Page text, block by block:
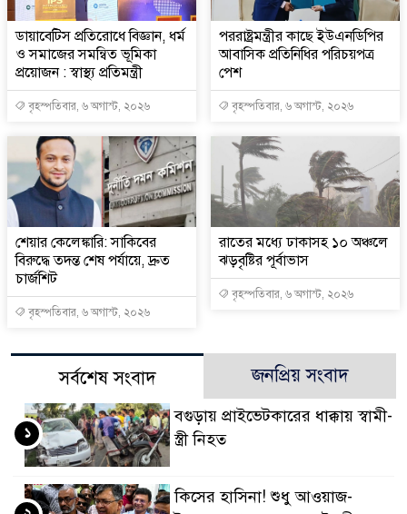
ডায়াবেটিস প্রতিরোধে বিজ্ঞান, ধর্ম
ও সমাজের সমন্বিত ভূমিকা
প্রয়োজন : স্বাস্থ্য প্রতিমন্ত্রী
বৃহস্পতিবার, ৬ অগাস্ট, ২০২৬
পররাষ্ট্রমন্ত্রীর কা‌ছে ইউএনডিপির
আবাসিক প্রতিনিধির পরিচয়পত্র
পেশ
বৃহস্পতিবার, ৬ অগাস্ট, ২০২৬
শেয়ার কেলেঙ্কারি: সাকিবের
বিরুদ্ধে তদন্ত শেষ পর্যায়ে, দ্রুত
চার্জশিট
বৃহস্পতিবার, ৬ অগাস্ট, ২০২৬
রাতের মধ্যে ঢাকাসহ ১০ অঞ্চলে
ঝড়বৃষ্টির পূর্বাভাস
বৃহস্পতিবার, ৬ অগাস্ট, ২০২৬
সর্বশেষ সংবাদ জনপ্রিয় সংবাদ
বগুড়ায় প্রাইভেটকারের ধাক্কায় স্বামী-
স্ত্রী নিহত
১
কিসের হাসিনা! শুধু আওয়াজ-